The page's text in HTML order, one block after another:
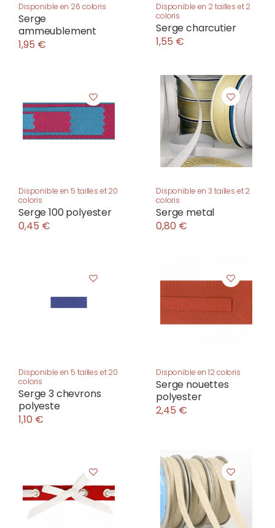
Disponible en 26 coloris
Serge
ammeublement
1,95 €
Disponible en 2 tailles et 2
coloris
Serge charcutier
1,55 €
Disponible en 5 tailles et 20
coloris
Serge 100 polyester
0,45 €
Disponible en 3 tailles et 2
coloris
Serge metal
0,80 €
Disponible en 5 tailles et 20
coloris
Serge 3 chevrons
polyeste
1,10 €
Disponible en 12 coloris
Serge nouettes
polyester
2,45 €